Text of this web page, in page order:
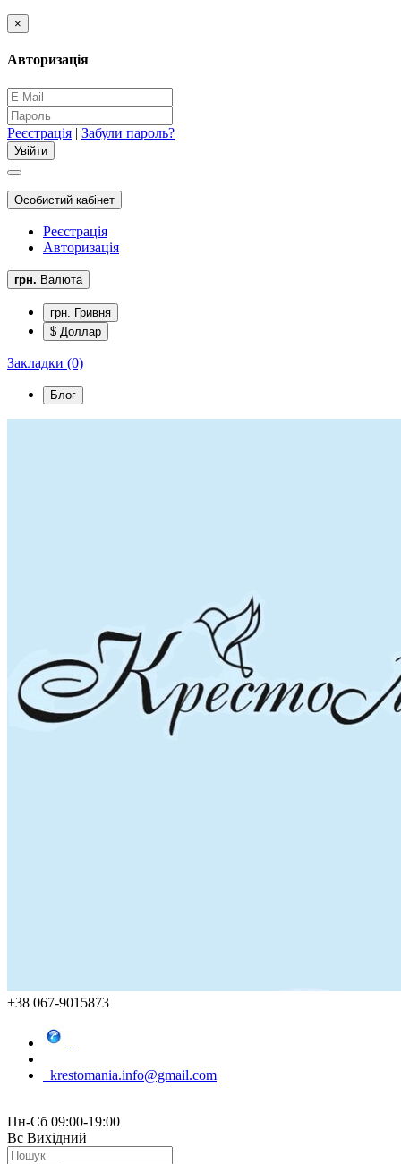
×
Авторизація
Реєстрація | Забули пароль?
Особистий кабінет
Реєстрація
Авторизація
грн. Валюта
грн. Гривня
$ Доллар
Закладки (0)
Блог
+38 067-9015873
krestomania.info@gmail.com
Пн-Сб 09:00-19:00
Вс Вихідний